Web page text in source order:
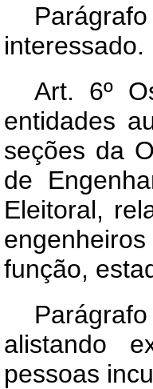
interessado.
Art. 6º
entidades
seções da
de
Eleitoral,
função,
alistando
pessoas